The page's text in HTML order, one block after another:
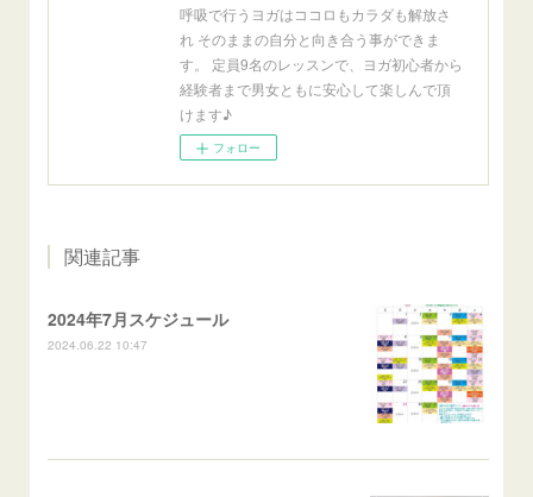
呼吸で行うヨガはココロもカラダも解放さ
れ そのままの自分と向き合う事ができま
す。 定員9名のレッスンで、ヨガ初心者から
経験者まで男女ともに安心して楽しんで頂
けます♪
フォロー
関連記事
2024年7月スケジュール
2024.06.22 10:47